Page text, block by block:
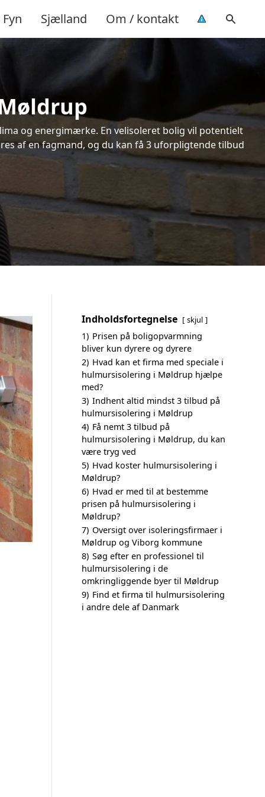
Fyn Sjælland Om / kontakt
og energimærke. En velisoleret bolig vil potentielt
af en fagmand, og du kan få 3 uforpligtende tilbud
Indholdsfortegnelse skjul
1) Prisen på boligopvarmning
bliver kun dyrere og dyrere
2) Hvad kan et firma med speciale i
hulmursisolering i Møldrup hjælpe
med?
3) Indhent altid mindst 3 tilbud på
hulmursisolering i Møldrup
4) Få nemt 3 tilbud på
hulmursisolering i Møldrup, du kan
være tryg ved
5) Hvad koster hulmursisolering i
Møldrup?
6) Hvad er med til at bestemme
prisen på hulmursisolering i
Møldrup?
7) Oversigt over isoleringsfirmaer i
Møldrup og Viborg kommune
8) Søg efter en professionel til
hulmursisolering i de
omkringliggende byer til Møldrup
9) Find et firma til hulmursisolering
i andre dele af Danmark